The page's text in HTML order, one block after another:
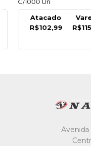
Atacado
R$102,99
Varejo
Avenida